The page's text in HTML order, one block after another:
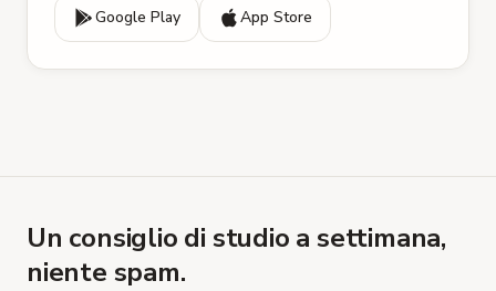
Google Play
App Store
Un consiglio di studio a settimana,
niente spam.